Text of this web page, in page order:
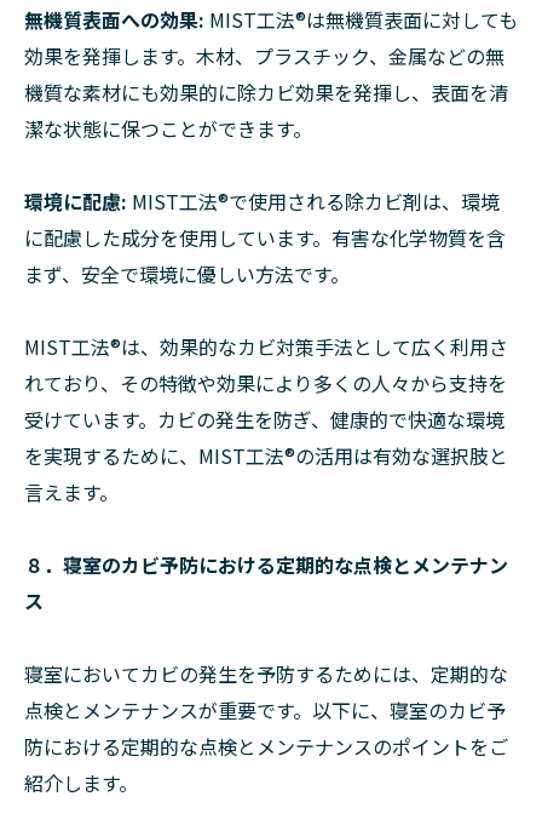
無機質表面への効果: MIST工法®︎は無機質表面に対しても
効果を発揮します。木材、プラスチック、金属などの無
機質な素材にも効果的に除カビ効果を発揮し、表面を清
潔な状態に保つことができます。
環境に配慮: MIST工法®︎で使用される除カビ剤は、環境
に配慮した成分を使用しています。有害な化学物質を含
まず、安全で環境に優しい方法です。
MIST工法®︎は、効果的なカビ対策手法として広く利用さ
れており、その特徴や効果により多くの人々から支持を
受けています。カビの発生を防ぎ、健康的で快適な環境
を実現するために、MIST工法®︎の活用は有効な選択肢と
言えます。
８．寝室のカビ予防における定期的な点検とメンテナン
ス
寝室においてカビの発生を予防するためには、定期的な
点検とメンテナンスが重要です。以下に、寝室のカビ予
防における定期的な点検とメンテナンスのポイントをご
紹介します。